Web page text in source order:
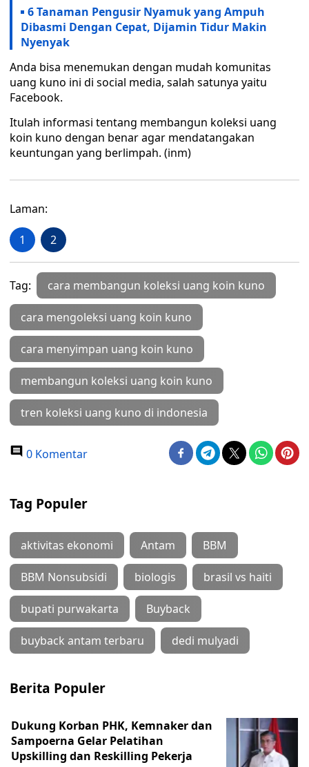
6 Tanaman Pengusir Nyamuk yang Ampuh
Dibasmi Dengan Cepat, Dijamin Tidur Makin
Nyenyak
Anda bisa menemukan dengan mudah komunitas
uang kuno ini di social media, salah satunya yaitu
Facebook.
Itulah informasi tentang membangun koleksi uang
koin kuno dengan benar agar mendatangakan
keuntungan yang berlimpah. (inm)
Laman:
1 2
Tag: cara membangun koleksi uang koin kuno
cara mengoleksi uang koin kuno
cara menyimpan uang koin kuno
membangun koleksi uang koin kuno
tren koleksi uang kuno di indonesia
0 Komentar
Tag Populer
aktivitas ekonomi Antam BBM
BBM Nonsubsidi biologis brasil vs haiti
bupati purwakarta Buyback
buyback antam terbaru dedi mulyadi
Berita Populer
Dukung Korban PHK, Kemnaker dan
Sampoerna Gelar Pelatihan
Upskilling dan Reskilling Pekerja